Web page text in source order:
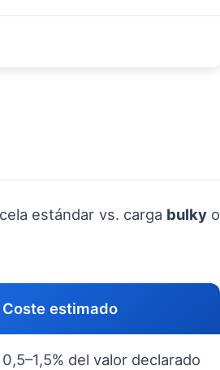
estándar vs. carga bulkyo
Coste estimado
0,5–1,5% del valor declarado